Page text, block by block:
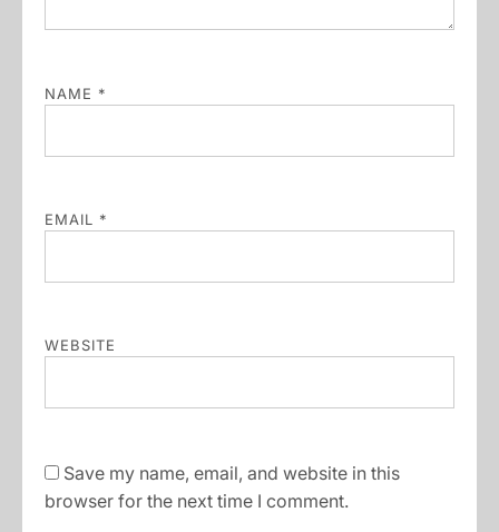
NAME *
EMAIL *
WEBSITE
Save my name, email, and website in this
browser for the next time I comment.